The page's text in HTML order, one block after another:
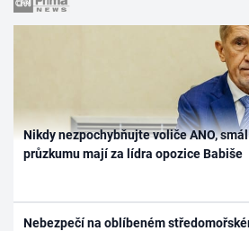
Nikdy nezpochybňujte voliče ANO,
průzkumu mají za lídra opozice Babiše
Nebezpečí na oblíbeném